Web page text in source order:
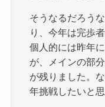
そうなるだろう
り、今年は完歩
個人的には昨年
が、メインの部
が残りました。
年挑戦したいと思